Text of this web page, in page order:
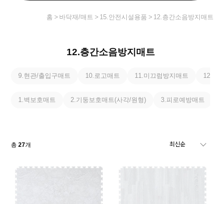
홈 바닥재/매트 15.안전시설용품 12.층간소음방지매트
12.층간소음방지매트
9.현관/출입구매트 10.로고매트 11.미끄럼방지매트 12.체
1.벽보호매트 2.기둥보호매트(사각/원형) 3.피로예방매트
총27개